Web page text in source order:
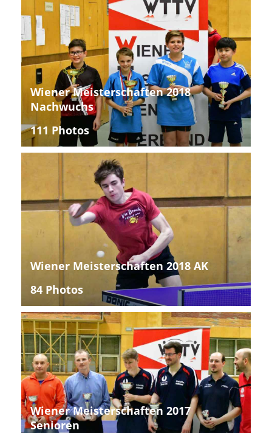
Wiener Meisterschaften 2018
Nachwuchs
111 Photos
Wiener Meisterschaften 2018 AK
84 Photos
Wiener Meisterschaften 2017
Senioren